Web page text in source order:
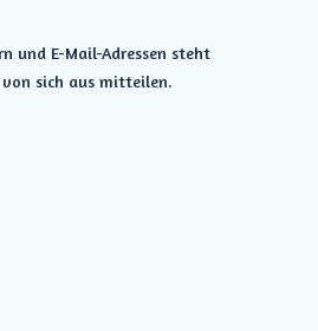
und E-Mail-Adressen steht
sich aus mitteilen.